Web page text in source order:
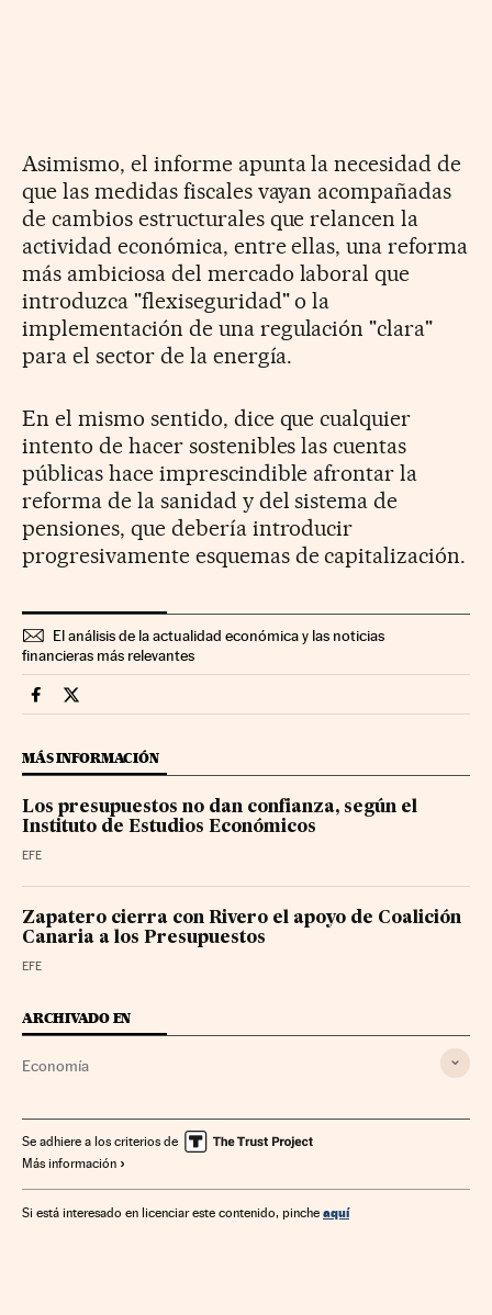
Asimismo, el informe apunta la necesidad de
que las medidas fiscales vayan acompañadas
de cambios estructurales que relancen la
actividad económica, entre ellas, una reforma
más ambiciosa del mercado laboral que
introduzca "flexiseguridad" o la
implementación de una regulación "clara"
para el sector de la energía.
En el mismo sentido, dice que cualquier
intento de hacer sostenibles las cuentas
públicas hace imprescindible afrontar la
reforma de la sanidad y del sistema de
pensiones, que debería introducir
progresivamente esquemas de capitalización.
El análisis de la actualidad económica y las noticias
financieras más relevantes
Economia Cinco Días en Facebook
Economia Cinco Días en Twitter
MÁS INFORMACIÓN
Los presupuestos no dan confianza, según el
Instituto de Estudios Económicos
EFE
Zapatero cierra con Rivero el apoyo de Coalición
Canaria a los Presupuestos
EFE
ARCHIVADO EN
Economía
Se adhiere a los criterios de
Más información
Si está interesado en licenciar este contenido, pinche aquí